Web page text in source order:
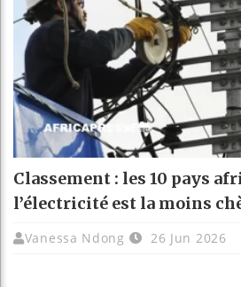
Classement : les 10 pays
l’électricité est la moins
Vanessa Ndong 26 Jun 2026